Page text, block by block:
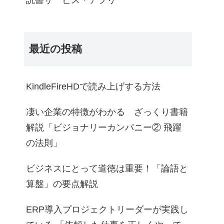
最近の投稿
KindleFireHDで読み上げする方法
凄い企業の特徴がわかる ざっくり書籍
解説「ビジョナリーカンパニー② 飛躍
の法則」
ビジネスにとって道徳は重要！「論語と
算盤」の要点解説
ERP導入プロジェクトリーダーが実践し